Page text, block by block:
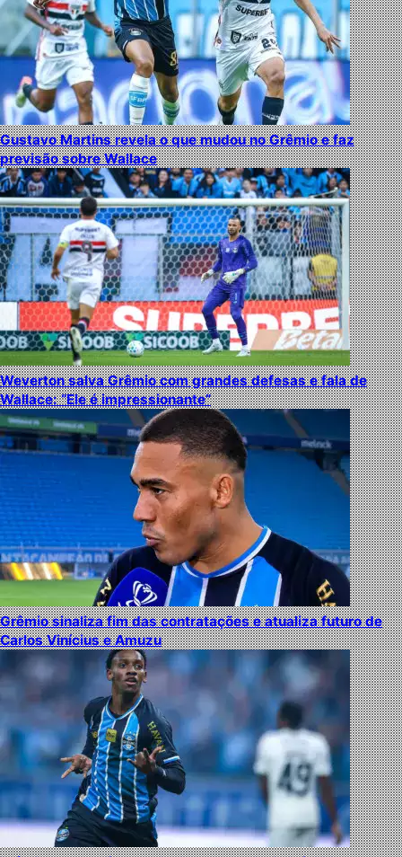
Gustavo Martins revela o que mudou no Grêmio e faz
previsão sobre Wallace
Weverton salva Grêmio com grandes defesas e fala de
Wallace: “Ele é impressionante”
Grêmio sinaliza fim das contratações e atualiza futuro de
Carlos Vinícius e Amuzu